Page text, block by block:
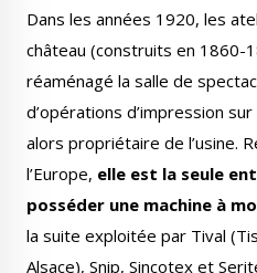
Dans les années 1920, les
château (construits en 1860-
réaménagé la salle de
d’opérations d’impression
alors propriétaire de l’usine.
l’Europe, elle est la seule
posséder une machine à
la suite exploitée par Tival
Alsace), Snip, Sincotex et